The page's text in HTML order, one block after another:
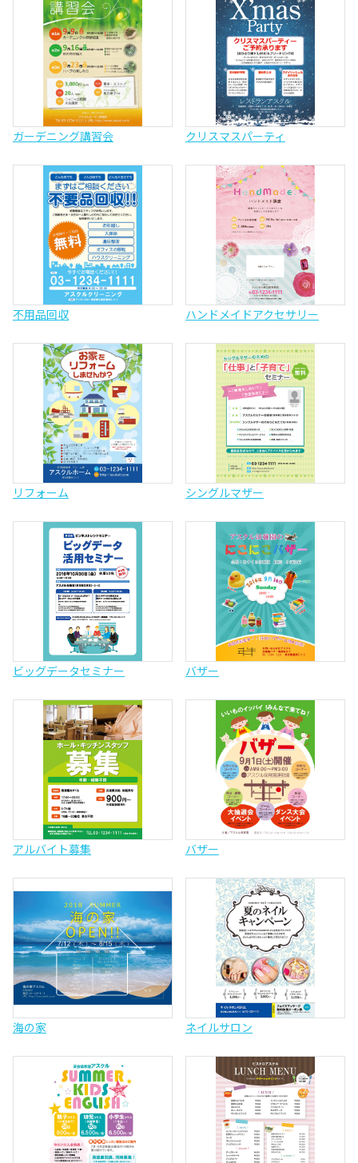
ガーデニング講習会 クリスマスパーティ
不用品回収 ハンドメイドアクセサリー
リフォーム シングルマザー
ビッグデータセミナー バザー
アルバイト募集 バザー
海の家 ネイルサロン